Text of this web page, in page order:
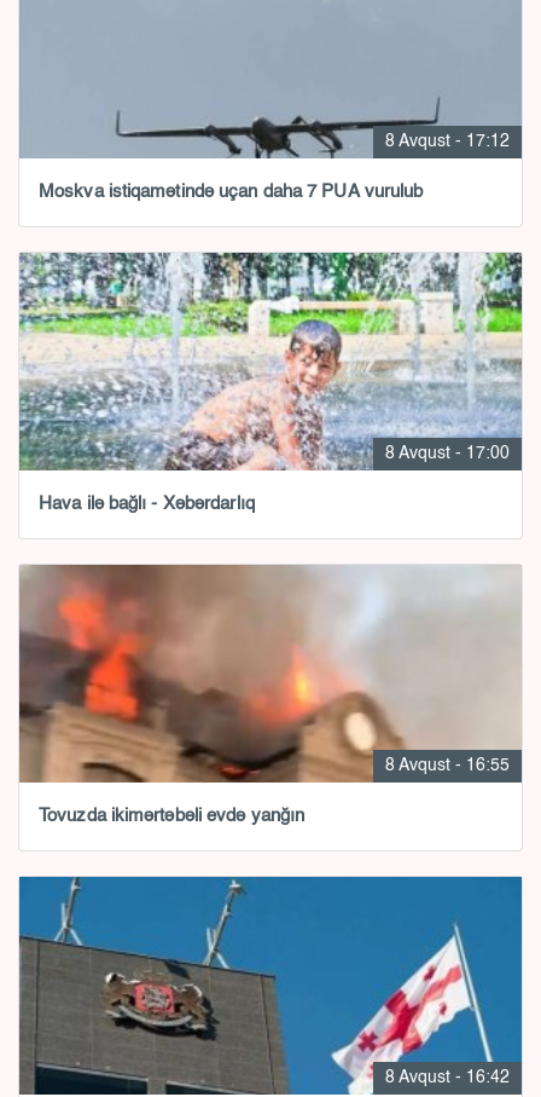
8 Avqust - 17:12
Moskva istiqamətində uçan daha 7 PUA vurulub
8 Avqust - 17:00
Hava ilə bağlı - Xəbərdarlıq
8 Avqust - 16:55
Tovuzda ikimərtəbəli evdə yanğın
8 Avqust - 16:42